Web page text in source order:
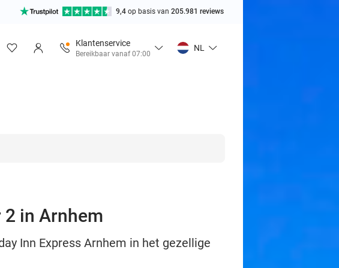
9,4 op basis van 205.981 reviews
Klantenservice
Bereikbaar vanaf 07:00
NL
in Arnhem
Inn Express Arnhem in het gezellige